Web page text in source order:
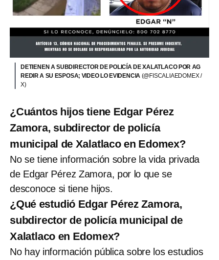
DETIENEN A SUBDIRECTOR DE POLICÍA DE XALATLACO POR AG
REDIR A SU ESPOSA; VIDEO LO EVIDENCIA (@FISCALIAEDOMEX /
X)
¿Cuántos hijos tiene Edgar Pérez
Zamora, subdirector de policía
municipal de Xalatlaco en Edomex?
No se tiene información sobre la vida privada
de Edgar Pérez Zamora, por lo que se
desconoce si tiene hijos.
¿Qué estudió Edgar Pérez Zamora,
subdirector de policía municipal de
Xalatlaco en Edomex?
No hay información pública sobre los estudios